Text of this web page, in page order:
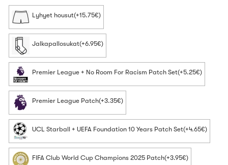
Lyhyet housut(+15.75€)
Jalkapallosukat(+6.95€)
Premier League + No Room For Racism Patch Set(+5.25€)
Premier League Patch(+3.35€)
UCL Starball + UEFA Foundation 10 Years Patch Set(+4.65€)
FIFA Club World Cup Champions 2025 Patch(+3.95€)